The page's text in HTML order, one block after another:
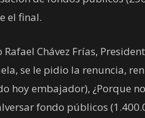
el final.
Rafael Chávez Frías,
se le pidio la renuncia,
hoy embajador), ¿Porque
fondo públicos